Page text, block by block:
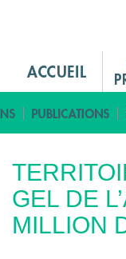
i
n
n
u
F
GEL DE
MILLION